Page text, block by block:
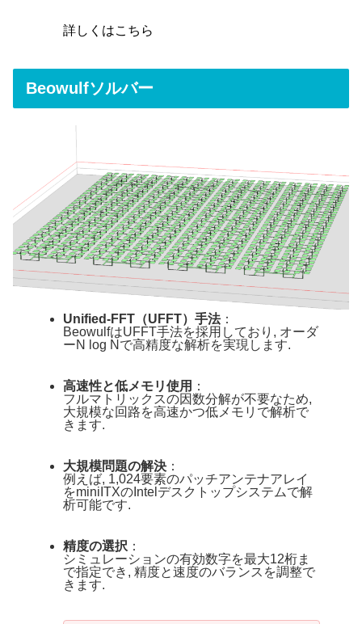
詳しくはこちら
Beowulfソルバー
Unified-FFT（UFFT）手法：
BeowulfはUFFT手法を採用しており, オーダ
ーN log Nで高精度な解析を実現します.
高速性と低メモリ使用 ：
フルマトリックスの因数分解が不要なため,
大規模な回路を高速かつ低メモリで解析で
きます.
大規模問題の解決 ：
例えば, 1,024要素のパッチアンテナアレイ
をminiITXのIntelデスクトップシステムで解
析可能です.
精度の選択 ：
シミュレーションの有効数字を最大12桁ま
で指定でき, 精度と速度のバランスを調整で
きます.